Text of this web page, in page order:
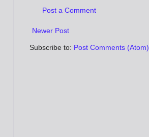
Post a Comment
Newer Post
Subscribe to: Post Comments (Atom)